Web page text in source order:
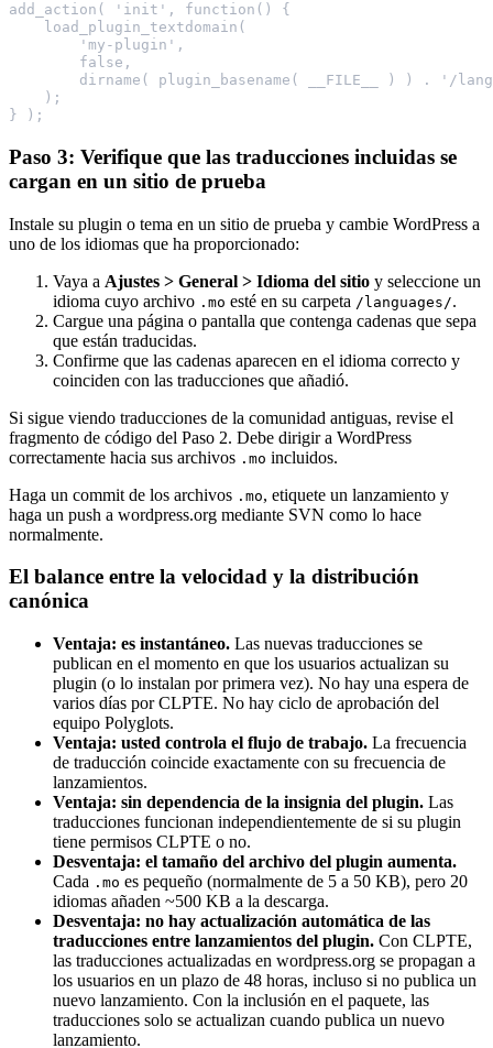
add_action( 'init', function() {
    load_plugin_textdomain(
        'my-plugin',
        false,
dirname( plugin_basename( __FILE__ ) ) . '/
    );
} );
Paso 3: Verifique que las traducciones incluidas se
cargan en un sitio de prueba
Instale su plugin o tema en un sitio de prueba y cambie WordPress a
uno de los idiomas que ha proporcionado:
Vaya a Ajustes > General > Idioma del sitio y seleccione un
idioma cuyo archivo .mo esté en su carpeta /languages/.
Cargue una página o pantalla que contenga cadenas que sepa
que están traducidas.
Confirme que las cadenas aparecen en el idioma correcto y
coinciden con las traducciones que añadió.
Si sigue viendo traducciones de la comunidad antiguas, revise el
fragmento de código del Paso 2. Debe dirigir a WordPress
correctamente hacia sus archivos .mo incluidos.
Haga un commit de los archivos .mo, etiquete un lanzamiento y
haga un push a wordpress.org mediante SVN como lo hace
normalmente.
El balance entre la velocidad y la distribución
canónica
Ventaja: es instantáneo. Las nuevas traducciones se
publican en el momento en que los usuarios actualizan su
plugin (o lo instalan por primera vez). No hay una espera de
varios días por CLPTE. No hay ciclo de aprobación del
equipo Polyglots.
Ventaja: usted controla el flujo de trabajo. La frecuencia
de traducción coincide exactamente con su frecuencia de
lanzamientos.
Ventaja: sin dependencia de la insignia del plugin. Las
traducciones funcionan independientemente de si su plugin
tiene permisos CLPTE o no.
Desventaja: el tamaño del archivo del plugin aumenta.
Cada .mo es pequeño (normalmente de 5 a 50 KB), pero 20
idiomas añaden ~500 KB a la descarga.
Desventaja: no hay actualización automática de las
traducciones entre lanzamientos del plugin. Con CLPTE,
las traducciones actualizadas en wordpress.org se propagan a
los usuarios en un plazo de 48 horas, incluso si no publica un
nuevo lanzamiento. Con la inclusión en el paquete, las
traducciones solo se actualizan cuando publica un nuevo
lanzamiento.